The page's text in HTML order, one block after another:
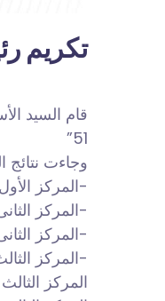
تكريم
قام السيد
51”
وجاءت نتائج
-المركز
-المركز
-المركز
-المركز
المركز